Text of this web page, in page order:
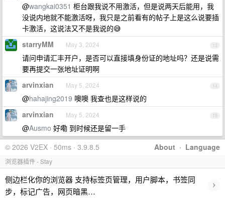
@wangkai0351 柜台跟我说不用激活，但是说两天后能用，我
没说内地就不能激活呀，我只是之前看有的帖子上是这么说要插
卡激活，这说法又不是我说的😅
13
starryMM May 3, 2024
请问申请汇丰开户，是否可以直接填身份证的地址吗？还是说需
要再提交一张地址证明啊
14
arvinxian May 5, 2024
@hahajing2019 噢噢 我查也是这样说的
15
arvinxian May 5, 2024
@Ausmo 好嘞 到时候还是留一手
About · Language
© 2026 V2EX · 50ms · 3.9.8.5
浏览器插件 - Stay
侧边栏化你的浏览器 支持标签页管理，用户脚本，书签同
步，标记广告，网页暗黑…
›